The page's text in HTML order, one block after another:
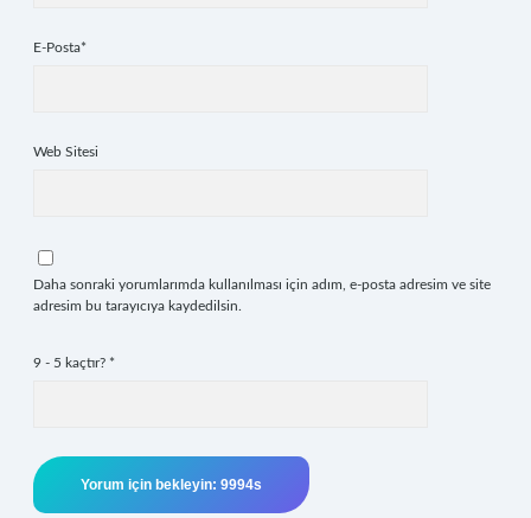
E-Posta*
Web Sitesi
Daha sonraki yorumlarımda kullanılması için adım, e-posta adresim ve site
adresim bu tarayıcıya kaydedilsin.
9 - 5 kaçtır? *